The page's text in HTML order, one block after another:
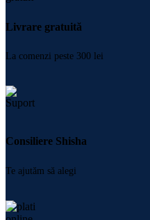
Livrare gratuită
La comenzi peste 300 lei
Consiliere Shisha
Te ajutăm să alegi